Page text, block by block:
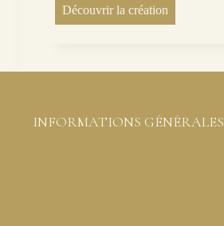
Découvrir la création
INFORMATIONS GÉNÉRALES